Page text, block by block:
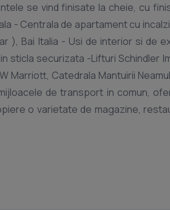
se vind finisate la cheie, cu
- Centrala de apartament cu
), Bai Italia - Usi de interior si de
sticla securizata -Lifturi Schindler
Catedrala Mantuirii
de transport in comun,
o varietate de magazine,
de parcare sunt tip Klaus
demisol -20000 euro + tva Pret
sau pentru a programa o